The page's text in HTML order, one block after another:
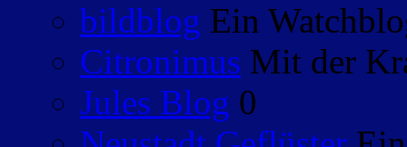
bildblog Ein
Citronimus Mit der
Jules Blog 0